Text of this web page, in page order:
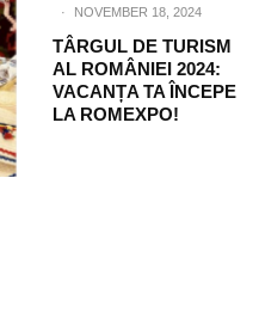
·
NOVEMBER 18, 2024
TÂRGUL DE TURISM
AL ROMÂNIEI 2024:
VACANȚA TA ÎNCEPE
LA ROMEXPO!